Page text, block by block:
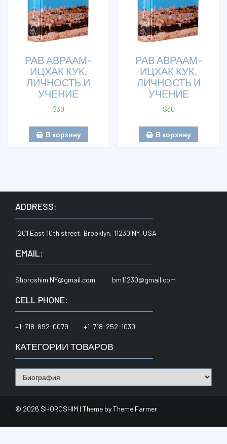
РАВ АВРААМ-
ИЦХАК КУК.
ЛИЧНОСТЬ И
УЧЕНИЕ
$30
В корзину
РАВ АВРААМ-
ИЦХАК КУК.
ЛИЧНОСТЬ И
УЧЕНИЕ
$30
В корзину
ADDRESS:
1201 East 10th street, Brooklyn, 11230 NY, USA
ЕMAIL:
Shoroshim.NY@gmail.com bm11230@gmail.com
CELL PHONE:
+1-718-692-0079 +1-718-252-1030
КАТЕГОРИИ ТОВАРОВ
© 2026 SHOROSHIM | Theme byTheme Farmer